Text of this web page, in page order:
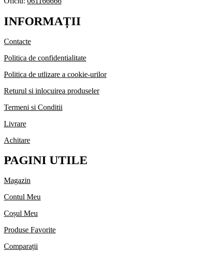
INFORMAȚII
Contacte
Politica de confidentialitate
Politica de utlizare a cookie-urilor
Returul si inlocuirea produseler
Termeni si Conditii
Livrare
Achitare
PAGINI UTILE
Magazin
Contul Meu
Coșul Meu
Produse Favorite
Comparații